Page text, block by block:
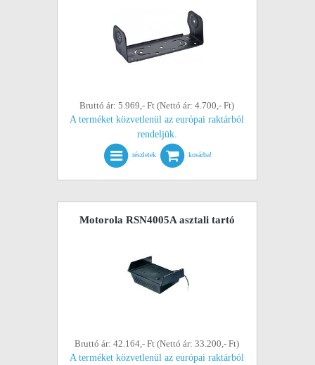
Bruttó ár: 5.969,- Ft (Nettó ár: 4.700,- Ft)
A terméket közvetlenül az európai raktárból
rendeljük.
részletek kosárba!
Motorola RSN4005A asztali tartó
Bruttó ár: 42.164,- Ft (Nettó ár: 33.200,- Ft)
A terméket közvetlenül az európai raktárból